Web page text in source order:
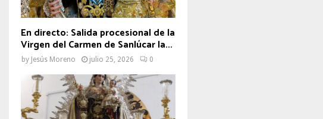
En directo: Salida procesional de la
Virgen del Carmen de Sanlúcar la...
by Jesús Moreno julio 25, 2026 0